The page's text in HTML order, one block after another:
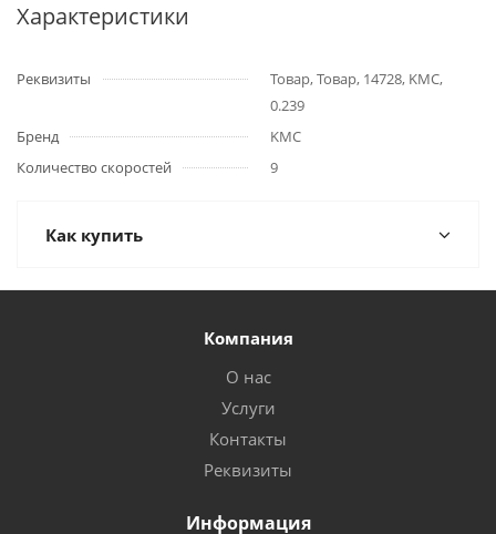
Характеристики
Реквизиты
Товар, Товар, 14728, KMC,
0.239
Бренд
KMC
Количество скоростей
9
Как купить
Компания
О нас
Услуги
Контакты
Реквизиты
Информация